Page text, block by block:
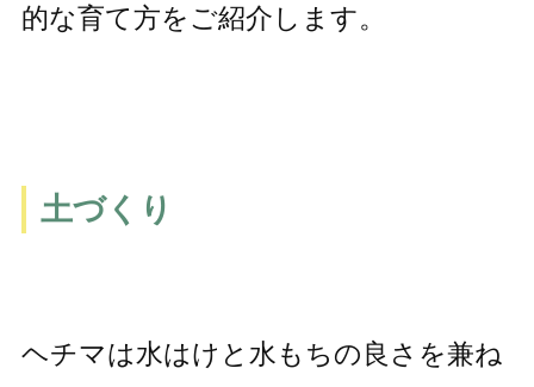
的な育て方をご紹介します。
土づくり
ヘチマは水はけと水もちの良さを兼ね